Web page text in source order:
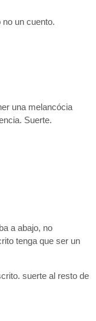
un cuento.
una melancócia
Suerte.
a abajo, no
tenga que ser un
suerte al resto de